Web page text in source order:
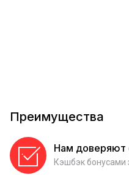
Преимущества
Нам доверяют
Кэшбэк бонусами